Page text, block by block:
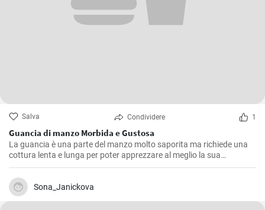
Salva Condividere 1
Guancia di manzo Morbida e Gustosa
La guancia è una parte del manzo molto saporita ma richiede una
cottura lenta e lunga per poter apprezzare al meglio la sua
consistenza morbida e il suo sapore pieno. Questa ricetta è stata
ripetuta molte volte nella mia cucina, affinando ogni volta piccoli
dettagli fino a raggiungere quello che, secondo me, è il giusto
equilibrio di sapori.
Sona_Janickova